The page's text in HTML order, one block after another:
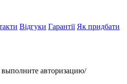
Відгуки Гарантії Як придбати
авторизацию/